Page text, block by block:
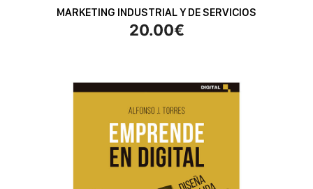
MARKETING INDUSTRIAL Y DE SERVICIOS
20.00€